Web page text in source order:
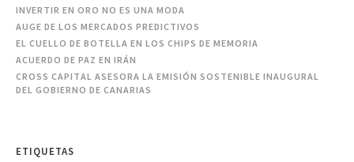
INVERTIR EN ORO NO ES UNA MODA
AUGE DE LOS MERCADOS PREDICTIVOS
EL CUELLO DE BOTELLA EN LOS CHIPS DE MEMORIA
ACUERDO DE PAZ EN IRÁN
CROSS CAPITAL ASESORA LA EMISIÓN SOSTENIBLE INAUGURAL
DEL GOBIERNO DE CANARIAS
ETIQUETAS